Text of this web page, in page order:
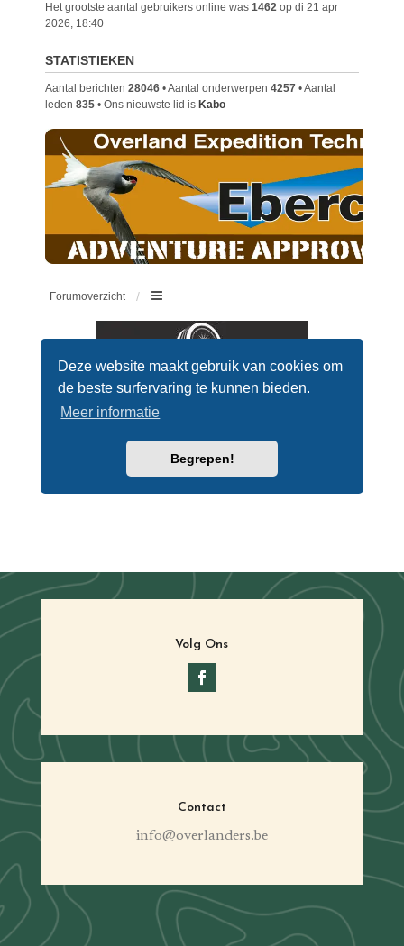
Volg Ons
Contact
info@overlanders.be